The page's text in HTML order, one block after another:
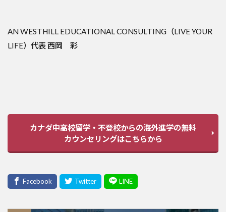
AN WESTHILL EDUCATIONAL CONSULTING（LIVE YOUR
LIFE）代表 西岡 彩
カナダ中高校留学・不登校からの海外進学の無料
カウンセリングはこちらから